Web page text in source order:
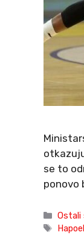
se to
ponovo
Ostali
Tags